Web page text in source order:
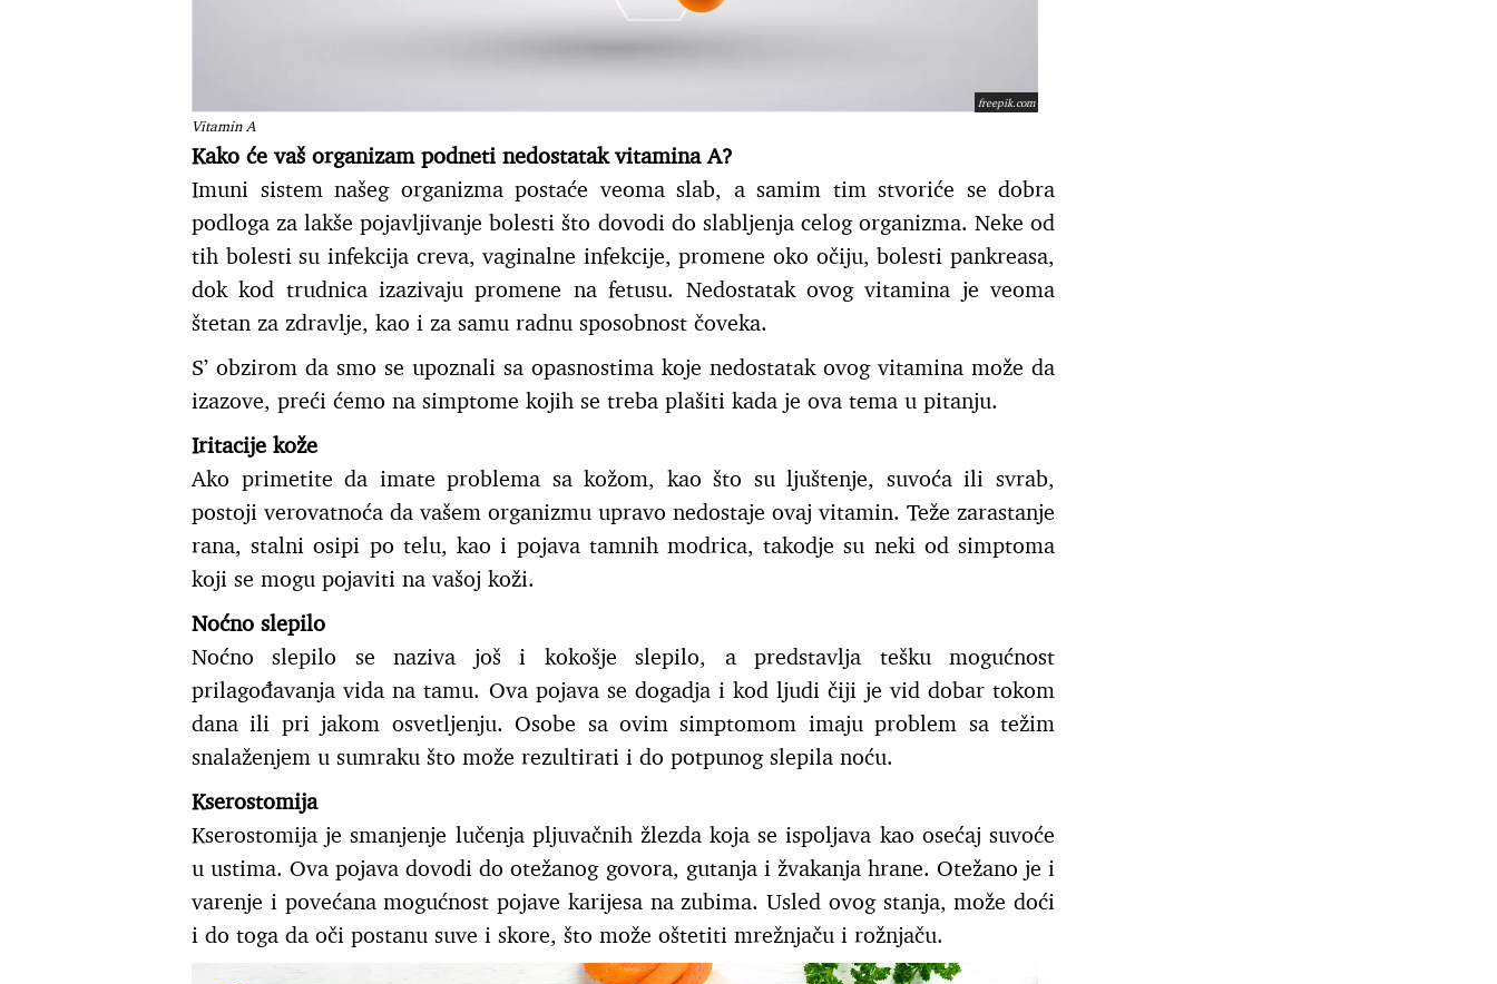
Vitamin A
freepik.com
Kako će vaš organizam podneti nedostatak vitamina A?
Imuni sistem našeg organizma postaće veoma slab, a samim tim stvoriće se dobra
podloga za lakše pojavljivanje bolesti što dovodi do slabljenja celog organizma. Neke od
tih bolesti su infekcija creva, vaginalne infekcije, promene oko očiju, bolesti pankreasa,
dok kod trudnica izazivaju promene na fetusu. Nedostatak ovog vitamina je veoma
štetan za zdravlje, kao i za samu radnu sposobnost čoveka.
S’ obzirom da smo se upoznali sa opasnostima koje nedostatak ovog vitamina može da
izazove, preći ćemo na simptome kojih se treba plašiti kada je ova tema u pitanju.
Iritacije kože
Ako primetite da imate problema sa kožom, kao što su ljuštenje, suvoća ili svrab,
postoji verovatnoća da vašem organizmu upravo nedostaje ovaj vitamin. Teže zarastanje
rana, stalni osipi po telu, kao i pojava tamnih modrica, takodje su neki od simptoma
koji se mogu pojaviti na vašoj koži.
Noćno slepilo
Noćno slepilo se naziva još i kokošje slepilo, a predstavlja tešku mogućnost
prilagođavanja vida na tamu. Ova pojava se dogadja i kod ljudi čiji je vid dobar tokom
dana ili pri jakom osvetljenju. Osobe sa ovim simptomom imaju problem sa težim
snalaženjem u sumraku što može rezultirati i do potpunog slepila noću.
Kserostomija
Kserostomija je smanjenje lučenja pljuvačnih žlezda koja se ispoljava kao osećaj suvoće
u ustima. Ova pojava dovodi do otežanog govora, gutanja i žvakanja hrane. Otežano je i
varenje i povećana mogućnost pojave karijesa na zubima. Usled ovog stanja, može doći
i do toga da oči postanu suve i skore, što može oštetiti mrežnjaču i rožnjaču.